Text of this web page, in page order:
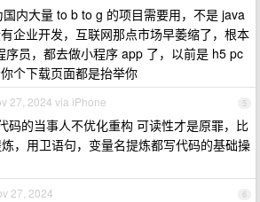
内大量 to b to g 的项目需要用，不是 java
企业开发，互联网那点市场早萎缩了，根本
序员，都去做小程序 app 了，以前是 h5 pc
个下载页面都是抬举你
5
27, 2024 via iPhone
码的当事人不优化重构 可读性才是原罪，比
，用卫语句，变量名提炼都写代码的基础操
6
27, 2024